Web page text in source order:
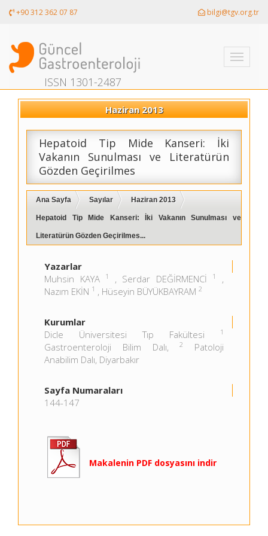
+90 312 362 07 87 bilgi@tgv.org.tr
Toggle
ISSN 1301-2487
Haziran 2013
Hepatoid Tip Mide Kanseri: İki
Vakanın Sunulması ve Literatürün
Gözden Geçirilmes
Ana Sayfa Sayılar Haziran 2013
Hepatoid Tip Mide Kanseri: İki Vakanın Sunulması ve
Literatürün Gözden Geçirilmes...
Yazarlar
Muhsin KAYA
1 , Serdar DEĞİRMENCİ 1
,
Nazım EKİN 1 , Hüseyin BÜYÜKBAYRAM 2
Kurumlar
Dicle Üniversitesi Tıp Fakültesi
1
Gastroenteroloji Bilim Dalı,2
Patoloji
Anabilim Dalı, Diyarbakır
Sayfa Numaraları
144-147
Makalenin PDF dosyasını indir